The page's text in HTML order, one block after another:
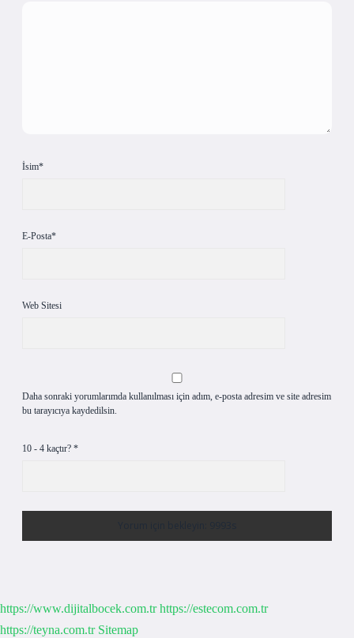
İsim*
E-Posta*
Web Sitesi
Daha sonraki yorumlarımda kullanılması için adım, e-posta adresim ve site adresim
bu tarayıcıya kaydedilsin.
10 - 4 kaçtır? *
https://www.dijitalbocek.com.tr https://estecom.com.tr
https://teyna.com.tr Sitemap